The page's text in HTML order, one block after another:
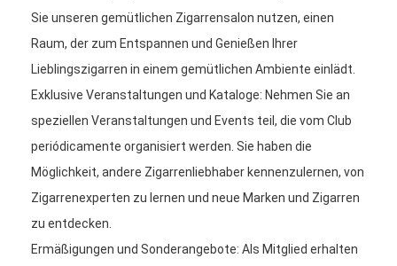
Sie unseren gemütlichen Zigarrensalon nutzen, einen
Raum, der zum Entspannen und Genießen Ihrer
Lieblingszigarren in einem gemütlichen Ambiente einlädt.
Exklusive Veranstaltungen und Kataloge: Nehmen Sie an
speziellen Veranstaltungen und Events teil, die vom Club
periódicamente organisiert werden. Sie haben die
Möglichkeit, andere Zigarrenliebhaber kennenzulernen, von
Zigarrenexperten zu lernen und neue Marken und Zigarren
zu entdecken.
Ermäßigungen und Sonderangebote: Als Mitglied erhalten